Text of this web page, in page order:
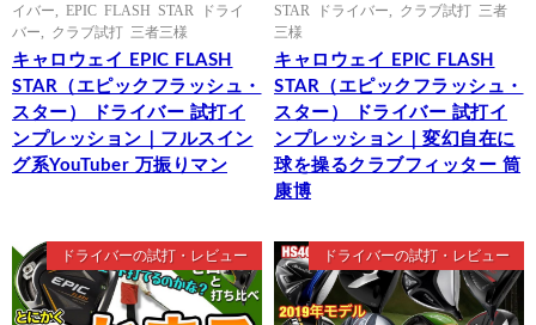
イバー
EPIC FLASH STAR ドライ
バー
クラブ試打 三者三様
キャロウェイ EPIC FLASH
STAR（エピックフラッシュ・
スター） ドライバー 試打イ
ンプレッション｜フルスイン
グ系YouTuber 万振りマン
STAR ドライバー
クラブ試打 三者
三様
キャロウェイ EPIC FLASH
STAR（エピックフラッシュ・
スター） ドライバー 試打イ
ンプレッション｜変幻自在に
球を操るクラブフィッター 筒
康博
ドライバーの試打・レビュー ドライバーの試打・レビュー